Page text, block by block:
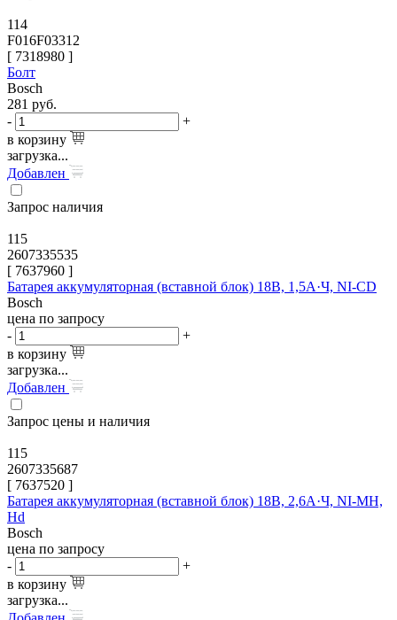
114
F016F03312
[ 7318980 ]
Болт
Bosch
281 руб.
-
+
в корзину
загрузка...
Добавлен
Запрос наличия
115
2607335535
[ 7637960 ]
Батарея аккумуляторная (вставной блок) 18В, 1,5А·Ч, NI-CD
Bosch
цена по запросу
-
+
в корзину
загрузка...
Добавлен
Запрос цены и наличия
115
2607335687
[ 7637520 ]
Батарея аккумуляторная (вставной блок) 18В, 2,6А·Ч, NI-MH,
Hd
Bosch
цена по запросу
-
+
в корзину
загрузка...